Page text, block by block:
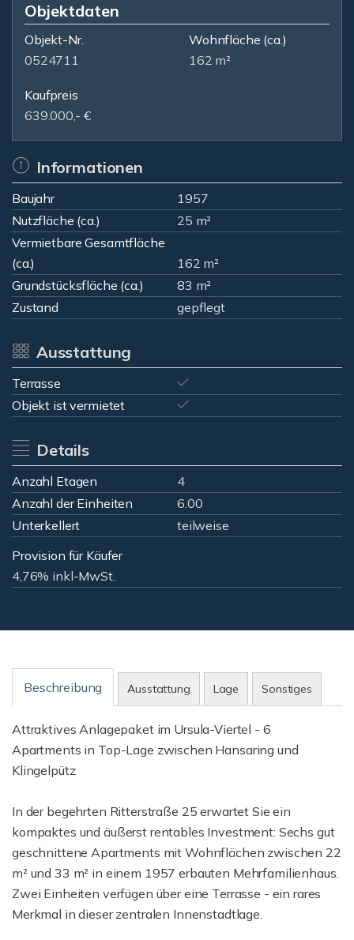
Objektdaten
Objekt-Nr.
0524711
Wohnfläche (ca.)
162 m²
Kaufpreis
639.000,- €
Informationen
Baujahr
1957
Nutzfläche (ca.)
25 m²
Vermietbare Gesamtfläche
(ca.)
162 m²
Grundstücksfläche (ca.)
83 m²
Zustand
gepflegt
Ausstattung
Terrasse
Objekt ist vermietet
Details
Anzahl Etagen
4
Anzahl der Einheiten
6.00
Unterkellert
teilweise
Provision für Käufer
4,76% inkl-MwSt.
Beschreibung Ausstattung Lage Sonstiges
Attraktives Anlagepaket im Ursula-Viertel - 6
Apartments in Top-Lage zwischen Hansaring und
Klingelpütz
In der begehrten Ritterstraße 25 erwartet Sie ein
kompaktes und äußerst rentables Investment: Sechs gut
geschnittene Apartments mit Wohnflächen zwischen 22
m² und 33 m² in einem 1957 erbauten Mehrfamilienhaus.
Zwei Einheiten verfügen über eine Terrasse - ein rares
Merkmal in dieser zentralen Innenstadtlage.